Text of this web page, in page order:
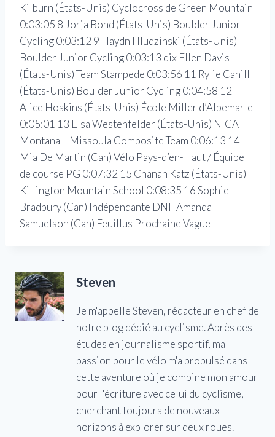
Kilburn (États-Unis) Cyclocross de Green Mountain
0:03:05 8 Jorja Bond (États-Unis) Boulder Junior
Cycling 0:03:12 9 Haydn Hludzinski (États-Unis)
Boulder Junior Cycling 0:03:13 dix Ellen Davis
(États-Unis) Team Stampede 0:03:56 11 Rylie Cahill
(États-Unis) Boulder Junior Cycling 0:04:58 12
Alice Hoskins (États-Unis) École Miller d’Albemarle
0:05:01 13 Elsa Westenfelder (États-Unis) NICA
Montana – Missoula Composite Team 0:06:13 14
Mia De Martin (Can) Vélo Pays-d’en-Haut / Équipe
de course PG 0:07:32 15 Chanah Katz (États-Unis)
Killington Mountain School 0:08:35 16 Sophie
Bradbury (Can) Indépendante DNF Amanda
Samuelson (Can) Feuillus Prochaine Vague
Steven
Je m'appelle Steven, rédacteur en chef de
notre blog dédié au cyclisme. Après des
études en journalisme sportif, ma
passion pour le vélo m'a propulsé dans
cette aventure où je combine mon amour
pour l'écriture avec celui du cyclisme,
cherchant toujours de nouveaux
horizons à explorer sur deux roues.